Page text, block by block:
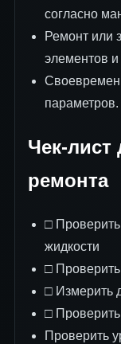
согласно
Ремонт или
элементов
параметров.
Чек-лист
ремонта
□
жидкости
□
□ Измерить
□ Проверить
Проверить